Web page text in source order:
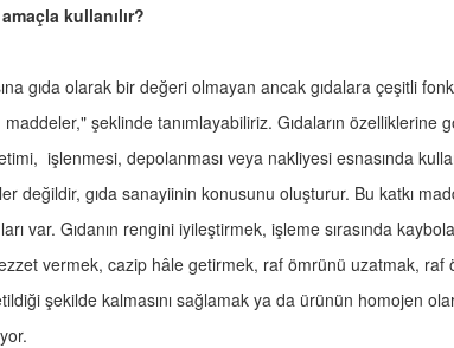
kullanılır?
gıda olarak bir değeri olmayan ancak gıdalara çeşitli
maddeler," şeklinde tanımlayabiliriz. Gıdaların özelliklerine
işlenmesi, depolanması veya nakliyesi esnasında
değildir, gıda sanayiinin konusunu oluşturur. Bu katkı
var. Gıdanın rengini iyileştirmek, işleme sırasında
vermek, cazip hâle getirmek, raf ömrünü uzatmak, raf
şekilde kalmasını sağlamak ya da ürünün homojen